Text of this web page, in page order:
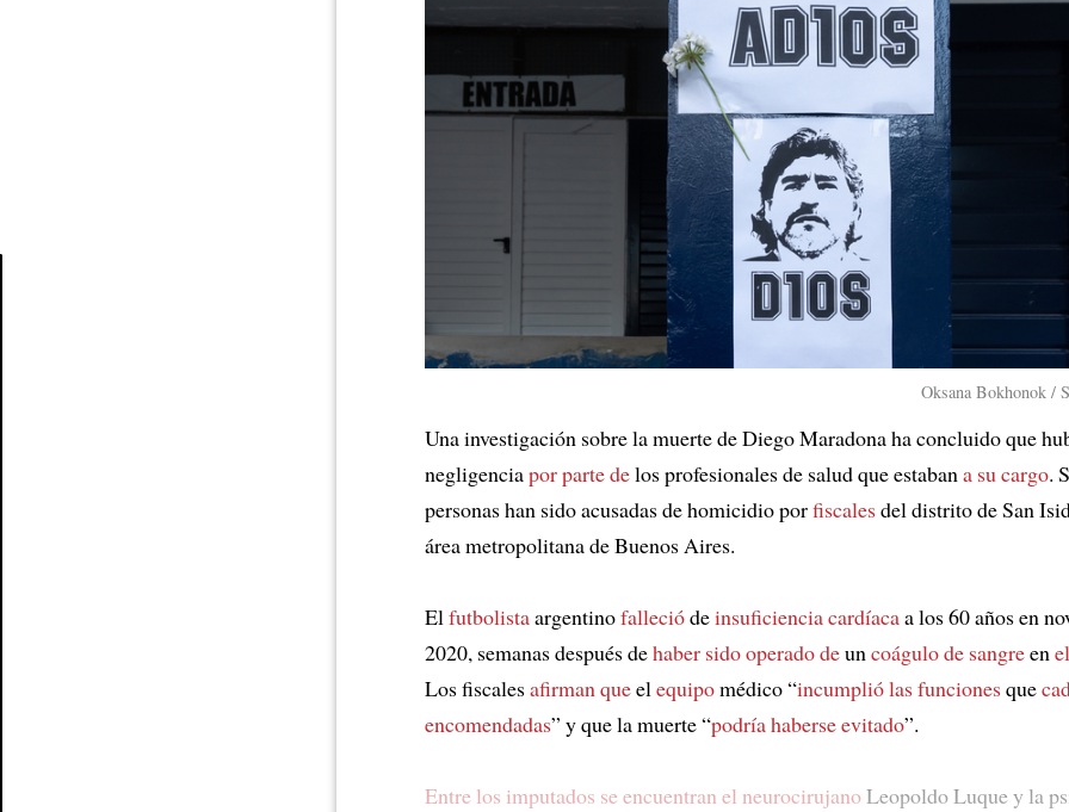
Oksana Bokhonok /
Una investigación sobre la muerte de Diego Maradona ha concluido que
negligenciapor parte delos profesionales de salud que estabana su cargo.
personas han sido acusadas de homicidio porfiscalesdel distrito de San
área metropolitana de Buenos Aires.
Elfutbolistaargentinofalleciódeinsuficiencia cardíacaa los 60 años en
2020, semanas después dehaber sido operado deuncoágulo de sangreen
Los fiscalesafirman queelequipomédico “incumplió las funcionesque
encomendadas” y que la muerte “podría haberse evitado”.
Entre los imputados se encuentran el neurocirujanoLeopoldo Luque y la